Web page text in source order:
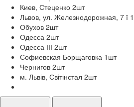
Киев, Стеценко 2шт
Львов, ул. Железнодорожная, 7 ї 1
Обухов 2шт
Одесса 2шт
Одесса ІІІ 2шт
Софиевская Борщаговка 1 шт
Чернигов 2шт
м. Львів, Світінстал 2шт